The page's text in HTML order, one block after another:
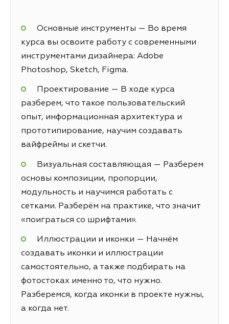
Основные инструменты — Во время
курса вы освоите работу с современными
инструментами дизайнера: Adobe
Photoshop, Sketch, Figma.
Проектирование — В ходе курса
разберем, что такое пользовательский
опыт, информационная архитектура и
прототипирование, научим создавать
вайфреймы и скетчи.
Визуальная составляющая — Разберем
основы композиции, пропорции,
модульность и научимся работать с
сетками. Разберём на практике, что значит
«поиграться со шрифтами».
Иллюстрации и иконки — Начнём
создавать иконки и иллюстрации
самостоятельно, а также подбирать на
фотостоках именно то, что нужно.
Разберемся, когда иконки в проекте нужны,
а когда нет.